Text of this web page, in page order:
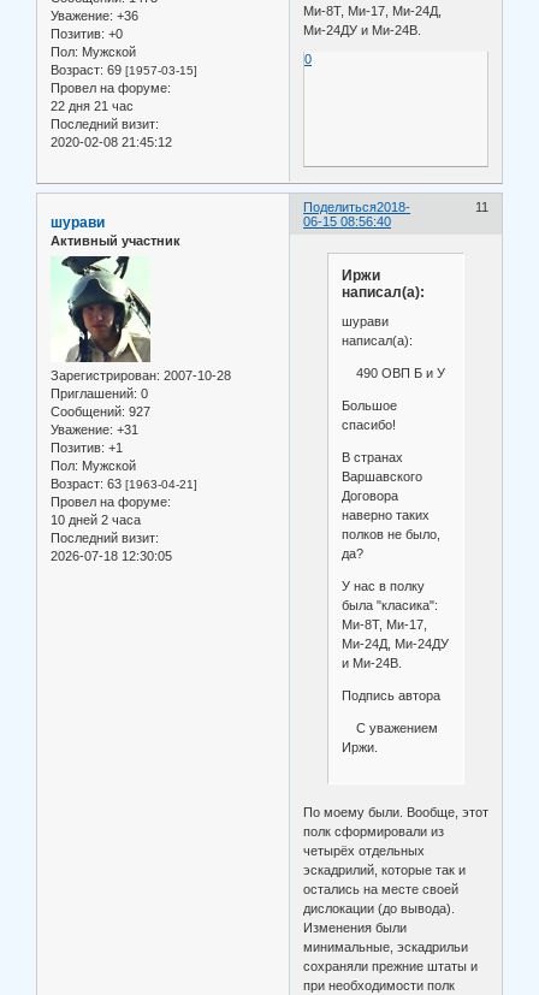
Уважение: +36
Позитив: +0
Пол: Мужской
Возраст: 69 [1957-03-15]
Провел на форуме:
22 дня 21 час
Последний визит:
2020-02-08 21:45:12
Ми-8Т, Ми-17, Ми-24Д,
Ми-24ДУ и Ми-24В.
0
Поделиться 11
2018-
06-15 08:56:40
шурави
Активный участник
Зарегистрирован: 2007-10-28
Приглашений: 0
Сообщений: 927
Уважение: +31
Позитив: +1
Пол: Мужской
Возраст: 63 [1963-04-21]
Провел на форуме:
10 дней 2 часа
Последний визит:
2026-07-18 12:30:05
Иржи
написал(а):
шурави
написал(а):
490 ОВП Б и У
Большое
спасибо!
В странах
Варшавского
Договора
наверно таких
полков не было,
да?
У нас в полку
была "класика":
Ми-8Т, Ми-17,
Ми-24Д, Ми-24ДУ
и Ми-24В.
Подпись автора
С уважением
Иржи.
По моему были. Вообще, этот
полк сформировали из
четырёх отдельных
эскадрилий, которые так и
остались на месте своей
дислокации (до вывода).
Изменения были
минимальные, эскадрильи
сохраняли прежние штаты и
при необходимости полк